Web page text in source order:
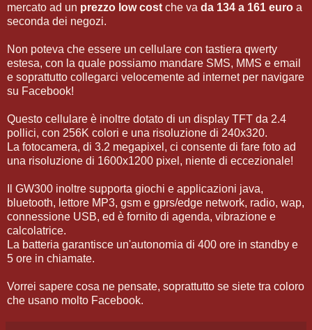
mercato ad un prezzo low cost che va da 134 a 161 euro a
seconda dei negozi.
Non poteva che essere un cellulare con tastiera qwerty
estesa, con la quale possiamo mandare SMS, MMS e email
e soprattutto collegarci velocemente ad internet per navigare
su Facebook!
Questo cellulare è inoltre dotato di un display TFT da 2.4
pollici, con 256K colori e una risoluzione di 240x320.
La fotocamera, di 3.2 megapixel, ci consente di fare foto ad
una risoluzione di 1600x1200 pixel, niente di eccezionale!
Il GW300 inoltre supporta giochi e applicazioni java,
bluetooth, lettore MP3, gsm e gprs/edge network, radio, wap,
connessione USB, ed è fornito di agenda, vibrazione e
calcolatrice.
La batteria garantisce un'autonomia di 400 ore in standby e
5 ore in chiamate.
Vorrei sapere cosa ne pensate, soprattutto se siete tra coloro
che usano molto Facebook.